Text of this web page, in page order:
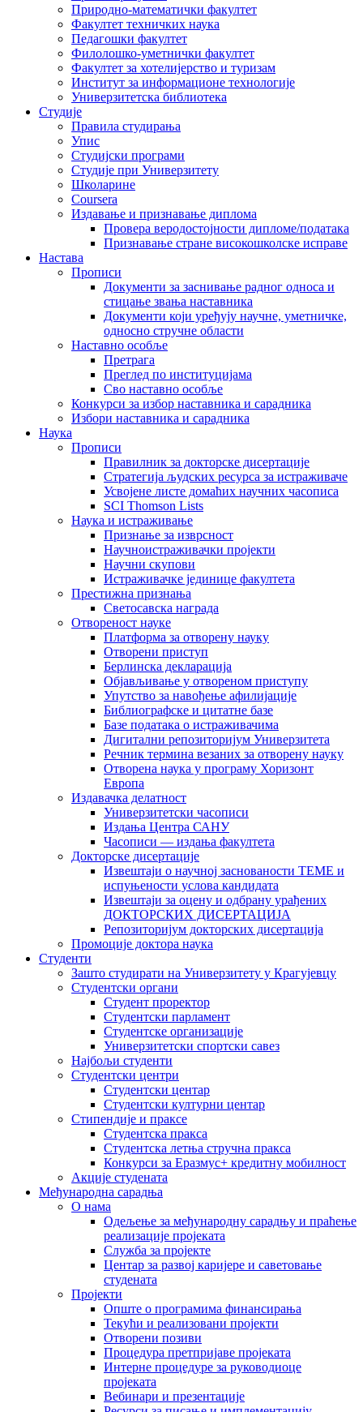
Природно-математички факултет
Факултет техничких наука
Педагошки факултет
Филолошко-уметнички факултет
Факултет за хотелијерство и туризам
Институт за информационе технологије
Универзитетска библиотека
Студије
Правила студирања
Упис
Студијски програми
Студије при Универзитету
Школарине
Coursera
Издавање и признавање диплома
Провера веродостојности дипломе/података
Признавање стране високошколске исправе
Настава
Прописи
Документи за заснивање радног односа и
стицање звања наставника
Документи који уређују научне, уметничке,
односно стручне области
Наставно особље
Претрага
Преглед по институцијама
Сво наставно особље
Конкурси за избор наставника и сарадника
Избори наставника и сарадника
Наука
Прописи
Правилник за докторске дисертације
Стратегија људских ресурса за истраживаче
Усвојене листе домаћих научних часописа
SCI Thomson Lists
Наука и истраживање
Признање за изврсност
Научноистраживачки пројекти
Научни скупови
Истраживачке јединице факултета
Престижна признања
Светосавска награда
Отвореност науке
Платформа за отворену науку
Отворени приступ
Берлинска декларација
Објављивање у отвореном приступу
Упутство за навођење афилијације
Библиографске и цитатне базе
Базе података о истраживачима
Дигитални репозиторијум Универзитета
Рeчник термина везаних за отворену науку
Отворена наука у програму Хоризонт
Европа
Издавачка делатност
Универзитетски часописи
Издања Центра САНУ
Часописи — издања факултета
Докторске дисертације
Извештаји о научној заснованости ТЕМЕ и
испуњености услова кандидата
Извештаји за оцену и одбрану урађених
ДОКТОРСКИХ ДИСЕРТАЦИЈА
Репозиторијум докторских дисертација
Промоције доктора наука
Студенти
Зашто студирати на Универзитету у Крагујевцу
Студентски органи
Студент проректор
Студентски парламент
Студентске организације
Универзитетски спортски савез
Најбољи студенти
Студентски центри
Студентски центар
Студентски културни центар
Стипендије и праксе
Студентска пракса
Студентска летња стручна пракса
Конкурси за Еразмус+ кредитну мобилност
Акције студената
Међународна сарадња
О нама
Одељење за међународну сарадњу и праћење
реализације пројеката
Служба за пројекте
Центар за развој каријере и саветовање
студената
Пројекти
Опште о програмима финансирања
Текући и реализовани пројекти
Отворени позиви
Процедура претпријаве пројеката
Интерне процедуре за руководиоце
пројеката
Вебинари и презентације